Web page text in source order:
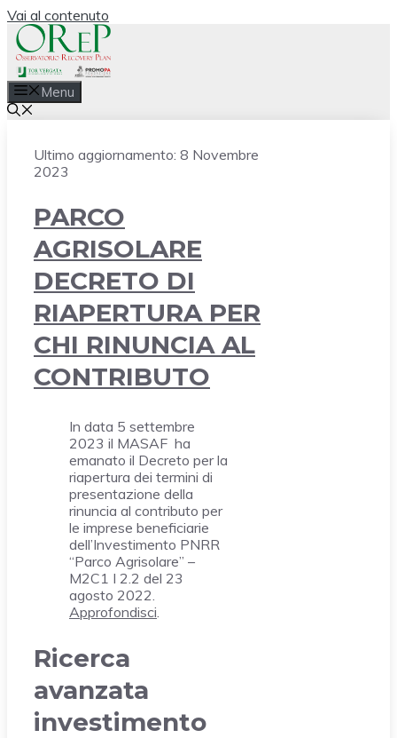
Vai al contenuto
Menu
Ultimo aggiornamento: 8 Novembre
2023
PARCO
AGRISOLARE
DECRETO DI
RIAPERTURA PER
CHI RINUNCIA AL
CONTRIBUTO
In data 5 settembre
2023 il MASAF ha
emanato il Decreto per la
riapertura dei termini di
presentazione della
rinuncia al contributo per
le imprese beneficiarie
dell’Investimento PNRR
“Parco Agrisolare” –
M2C1 I 2.2 del 23
agosto 2022.
Approfondisci.
Ricerca
avanzata
investimento